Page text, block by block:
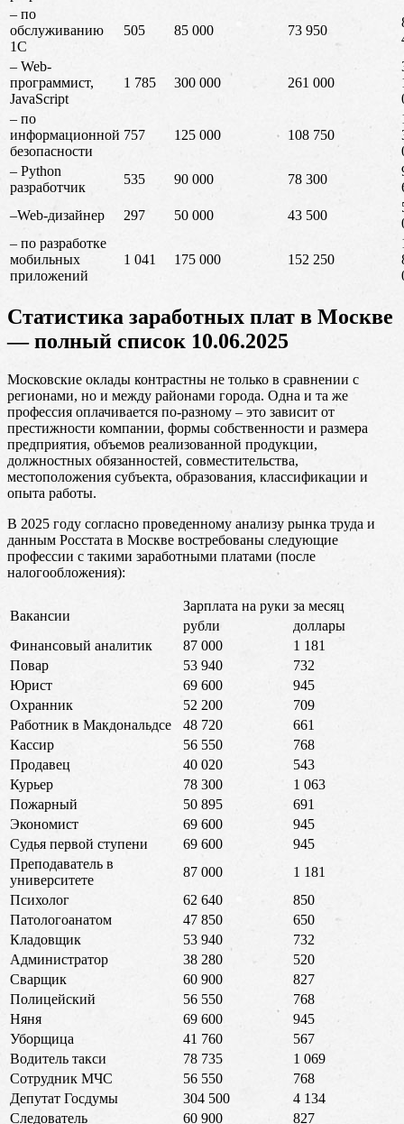
– по
обслуживанию
1С
505 85 000 73 950
– Web-
программист,
JavaScript
1 785 300 000 261 000
– по
информационной
безопасности
757 125 000 108 750
– Python
разработчик
535 90 000 78 300
–Web-дизайнер
297 50 000 43 500
– по разработке
мобильных
приложений
1 041 175 000 152 250
Статистика заработных плат в Москве
— полный список 10.06.2025
Московские оклады контрастны не только в сравнении с
регионами, но и между районами города. Одна и та же
профессия оплачивается по-разному – это зависит от
престижности компании, формы собственности и размера
предприятия, объемов реализованной продукции,
должностных обязанностей, совместительства,
местоположения субъекта, образования, классификации и
опыта работы.
В 2025 году согласно проведенному анализу рынка труда и
данным Росстата в Москве востребованы следующие
профессии с такими заработными платами (после
налогообложения):
Вакансии
Зарплата на руки за месяц
рубли
доллары
Финансовый аналитик
87 000
1 181
Повар
53 940
732
Юрист
69 600
945
Охранник
52 200
709
Работник в Макдональдсе
48 720
661
Кассир
56 550
768
Продавец
40 020
543
Курьер
78 300
1 063
Пожарный
50 895
691
Экономист
69 600
945
Судья первой ступени
69 600
945
Преподаватель в
университете
87 000
1 181
Психолог
62 640
850
Патологоанатом
47 850
650
Кладовщик
53 940
732
Администратор
38 280
520
Сварщик
60 900
827
Полицейский
56 550
768
Няня
69 600
945
Уборщица
41 760
567
Водитель такси
78 735
1 069
Сотрудник МЧС
56 550
768
Депутат Госдумы
304 500
4 134
Следователь
60 900
827